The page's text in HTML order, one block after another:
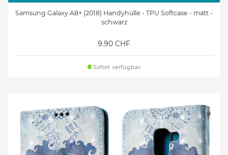
Samsung Galaxy A8+ (2018) Handyhülle - TPU Softcase - matt -
schwarz
9.90 CHF
Sofort verfügbar